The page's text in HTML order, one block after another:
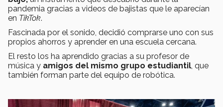
pandemia gracias a videos de bajistas que le aparecían
en TikTok.
Fascinada por el sonido, decidió comprarse uno con sus
propios ahorros y aprender en una escuela cercana.
El resto los ha aprendido gracias a su profesor de
música y amigos del mismo grupo estudiantil, que
también forman parte del equipo de robótica.